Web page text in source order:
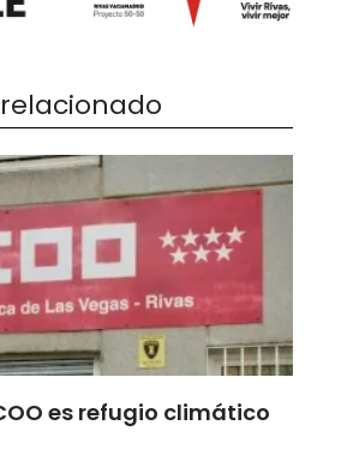
es refugio climático